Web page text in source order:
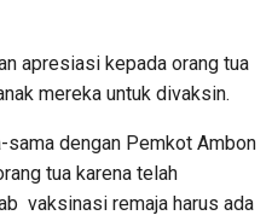
apresiasi kepada orang tua
mereka untuk divaksin.
dengan Pemkot Ambon
tua karena telah
vaksinasi remaja harus ada